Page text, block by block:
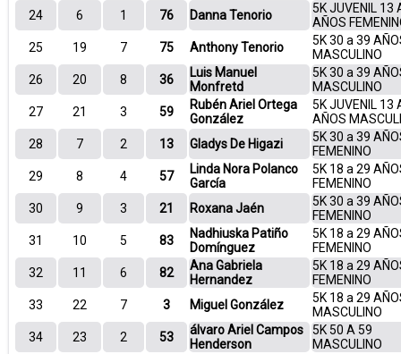
24
6 1 76 Danna Tenorio
5K JUVENIL 13
AÑOS
25
19 7 75 Anthony Tenorio
5K 30 a 39
MASCULINO
26
20 8 36
Luis Manuel
Monfretd
5K 30 a 39
MASCULINO
27
21 3 59
Rubén Ariel Ortega
González
5K JUVENIL 13
AÑOS
28
7 2 13 Gladys De Higazi
5K 30 a 39
FEMENINO
29
8 4 57
Linda Nora Polanco
García
5K 18 a 29
FEMENINO
30
9 3 21 Roxana Jaén
5K 30 a 39
FEMENINO
31
10 5 83
Nadhiuska Patiño
Domínguez
5K 18 a 29
FEMENINO
32
11 6 82
Ana Gabriela
Hernandez
5K 18 a 29
FEMENINO
33
22 7 3 Miguel González
5K 18 a 29
MASCULINO
34
23 2 53
álvaro Ariel Campos
Henderson
5K 50 A 59
MASCULINO